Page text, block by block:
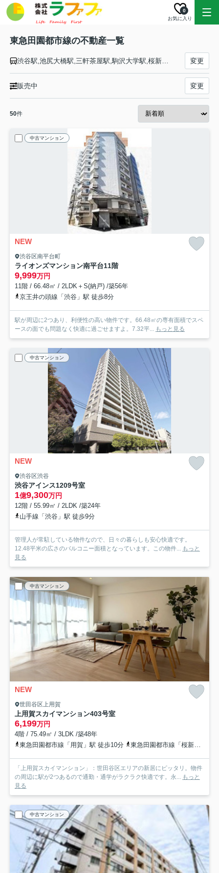
お気に入り
0
東急田園都市線の不動産一覧
変更
販売中 変更
50件
中古マンション
NEW
渋谷区南平台町
ライオンズマンション南平台11階
9,999万円
11階 / 66.48㎡ / 2LDK＋S(納戸) /築56年
京王井の頭線「渋谷」駅 徒歩8分
駅が周辺に2つあり、利便性の高い物件です。66.48㎡の専有面積でスペ
ースの面でも問題なく快適に過ごせますよ。7.32平... もっと見る
中古マンション
NEW
渋谷区渋谷
渋谷アインス1209号室
1億9,300万円
12階 / 55.99㎡ / 2LDK /築24年
山手線「渋谷」駅 徒歩9分
管理人が常駐している物件なので、日々の暮らしも安心快適です。
12.48平米の広さのバルコニー面積となっています。この物件... もっと
見る
中古マンション
NEW
世田谷区上用賀
上用賀スカイマンション403号室
6,199万円
4階 / 75.49㎡ / 3LDK /築48年
東急田園都市線「用賀」駅 徒歩10分
東急田園都市線「桜新町」駅 徒歩16分
「上用賀スカイマンション」：世田谷区エリアの新居にピッタリ。物件
の周辺に駅が2つあるので通勤・通学がラクラク快適です。永... もっと
見る
中古マンション